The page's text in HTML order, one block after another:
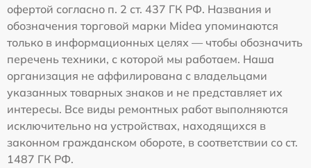
офертой согласно п. 2 ст. 437 ГК РФ. Названия и
обозначения торговой марки Midea упоминаются
только в информационных целях — чтобы обозначить
перечень техники, с которой мы работаем. Наша
организация не аффилирована с владельцами
указанных товарных знаков и не представляет их
интересы. Все виды ремонтных работ выполняются
исключительно на устройствах, находящихся в
законном гражданском обороте, в соответствии со ст.
1487 ГК РФ.